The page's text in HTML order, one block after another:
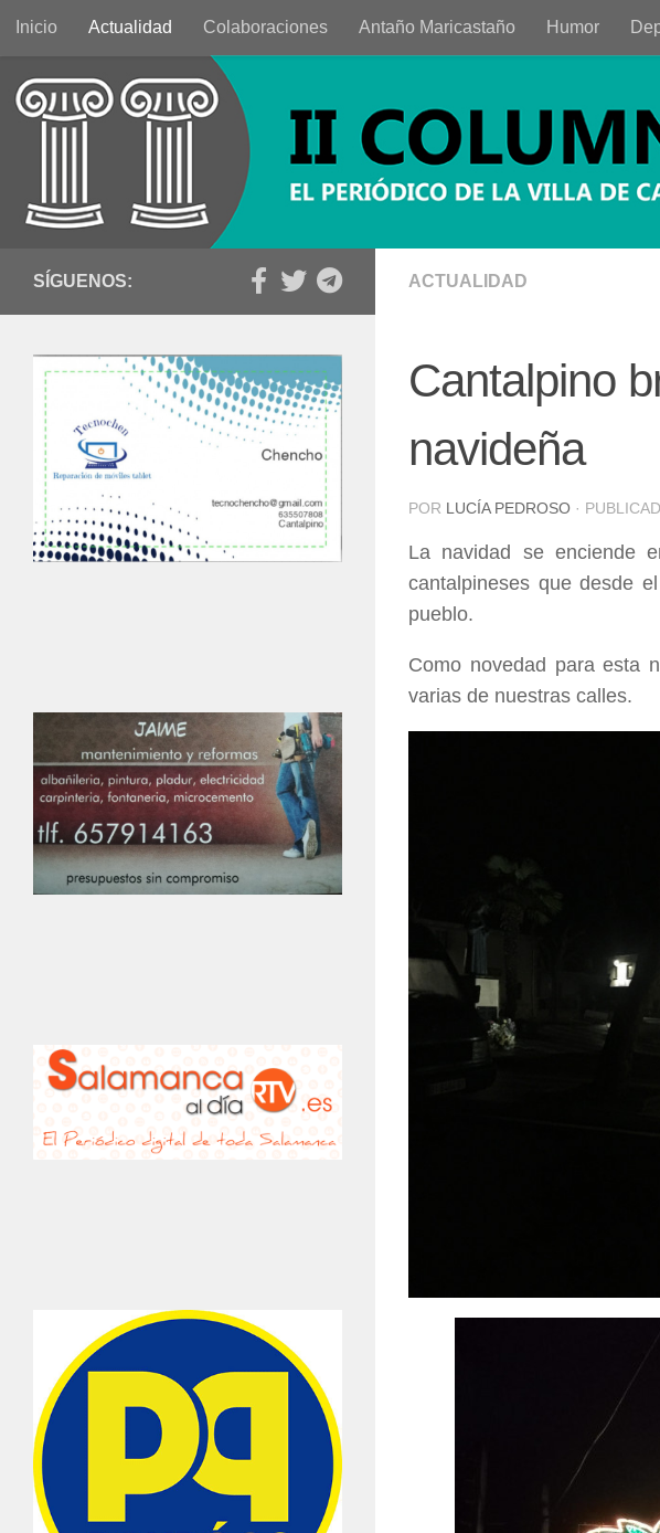
Saltar al contenido
Inicio Actualidad Colaboraciones Antaño Maricastaño Humor
ACTUALIDAD
Cantalpino
navideña
POR LUCÍA PEDROSO ·
La navidad se enciende
cantalpineses que desde
pueblo.
Como novedad para esta
varias de nuestras calles.
SÍGUENOS: